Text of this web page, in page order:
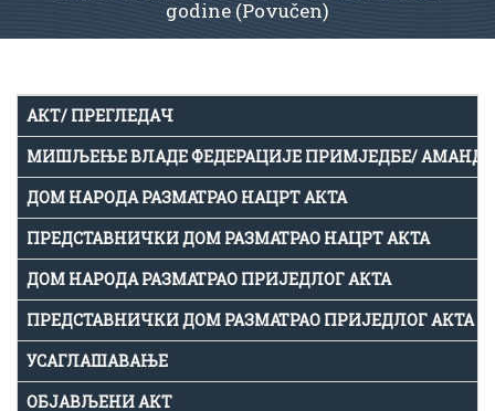
godine (Povučen)
АКТ/ ПРЕГЛЕДАЧ
МИШЉЕЊЕ ВЛАДЕ ФЕДЕРАЦИЈЕ ПРИМЈЕДБЕ/
ДОМ НАРОДА РАЗМАТРАО НАЦРТ АКТА
ПРЕДСТАВНИЧКИ ДОМ РАЗМАТРАО НАЦРТ АКТА
ДОМ НАРОДА РАЗМАТРАО ПРИЈЕДЛОГ АКТА
ПРЕДСТАВНИЧКИ ДОМ РАЗМАТРАО ПРИЈЕДЛОГ АКТА
УСАГЛАШАВАЊЕ
ОБЈАВЉЕНИ АКТ